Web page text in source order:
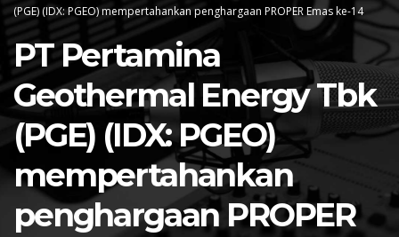
(PGE) (IDX: PGEO) mempertahankan penghargaan PROPER Emas ke-14
PT Pertamina
Geothermal Energy Tbk
(PGE) (IDX: PGEO)
mempertahankan
penghargaan PROPER